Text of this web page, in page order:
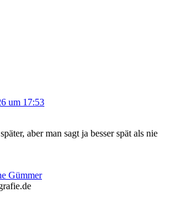
um 17:53
aber man sagt ja besser spät als nie
Gümmer